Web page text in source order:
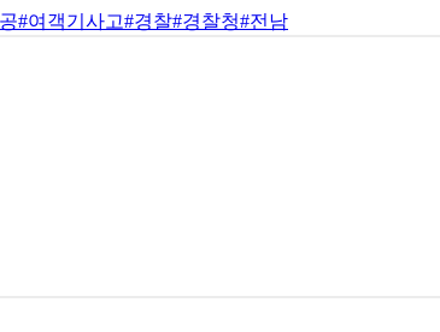
#여객기사고#경찰#경찰청#전남